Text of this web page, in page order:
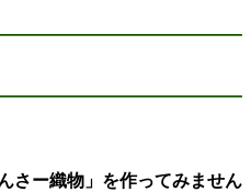
さー織物」を作ってみません